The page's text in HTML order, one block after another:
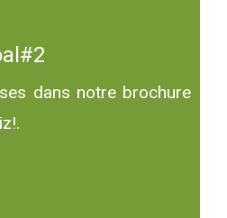
dans notre brochure